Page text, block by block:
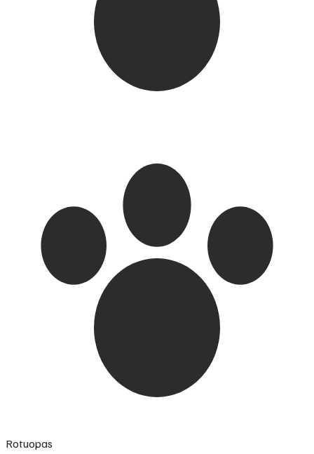
Rotuopas